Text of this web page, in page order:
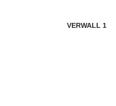
VERWALL 1